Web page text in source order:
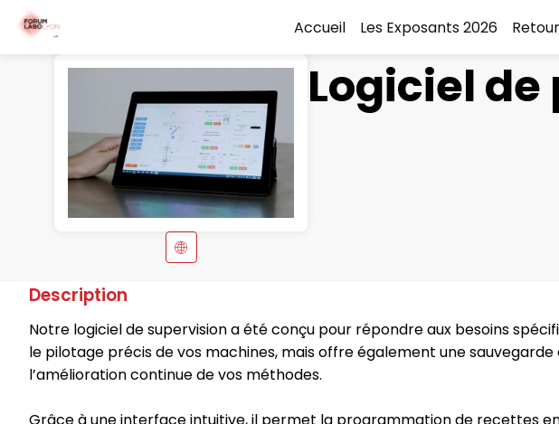
Accueil Les Exposants 2026
Logiciel
Description
Notre logiciel de supervision a été conçu pour répondre aux besoins
le pilotage précis de vos machines, mais offre également une
l’amélioration continue de vos méthodes.